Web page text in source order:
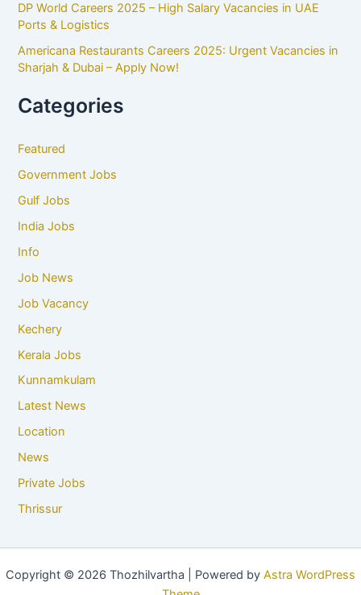
DP World Careers 2025 – High Salary Vacancies in UAE
Ports & Logistics
Americana Restaurants Careers 2025: Urgent Vacancies in
Sharjah & Dubai – Apply Now!
Categories
Featured
Government Jobs
Gulf Jobs
India Jobs
Info
Job News
Job Vacancy
Kechery
Kerala Jobs
Kunnamkulam
Latest News
Location
News
Private Jobs
Thrissur
Copyright © 2026 Thozhilvartha | Powered by Astra WordPress